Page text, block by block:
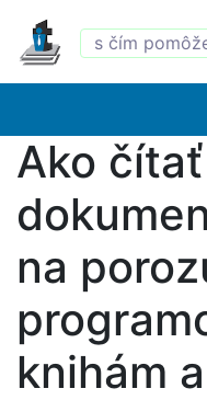
Ako čítať
na
knihám